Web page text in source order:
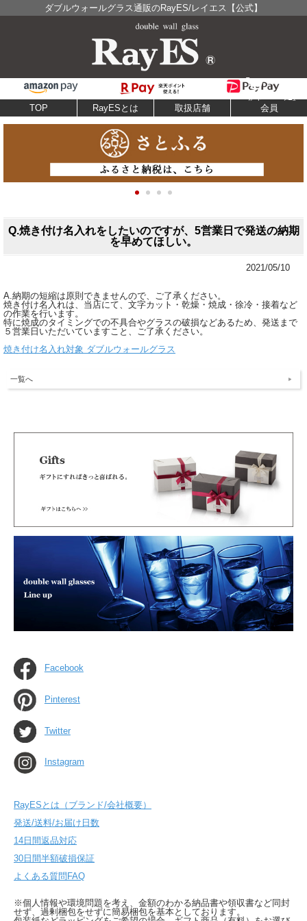
ダブルウォールグラス通販のRayES/レイエス【公式】
TOP RayESとは 取扱店舗 会員
Q.焼き付け名入れをしたいのですが、5営業日で発送の納期
を早めてほしい。
2021/05/10
A.納期の短縮は原則できませんので、ご了承ください。
焼き付け名入れは、当店にて、文字カット・乾燥・焼成・徐冷・接着など
の作業を行います。
特に焼成のタイミングでの不具合やグラスの破損などあるため、発送まで
５営業日いただいていますこと、ご了承ください。
焼き付け名入れ対象 ダブルウォールグラス
一覧へ
Facebook
Pinterest
Twitter
Instagram
RayESとは（ブランド/会社概要）
発送/送料/お届け日数
14日間返品対応
30日間半額破損保証
よくある質問FAQ
※個人情報や環境問題を考え、金額のわかる納品書や領収書など同封
せず、過剰梱包をせずに簡易梱包を基本としております。